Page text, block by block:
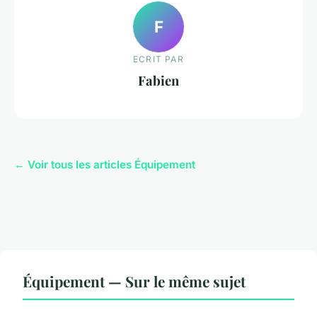
F
ECRIT PAR
Fabien
← Voir tous les articles Équipement
Équipement — Sur le même sujet